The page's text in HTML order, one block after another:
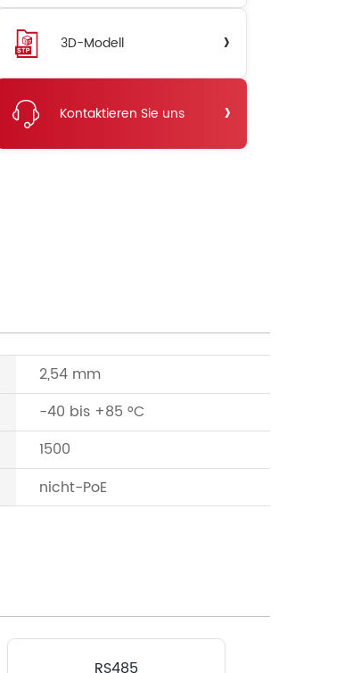
3D-Modell ›
Kontaktieren Sie uns ›
2,54 mm
-40 bis +85 °C
1500
nicht-PoE